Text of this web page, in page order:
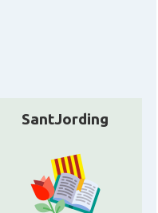
SantJording